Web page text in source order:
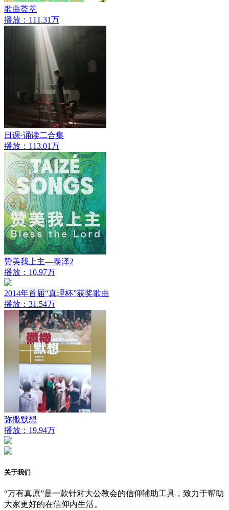
歌曲荟萃
播放：111.31万
日课·诵读二合集
播放：113.01万
赞美我上主—泰泽2
播放：10.97万
2014年首届“真理杯”获奖歌曲
播放：31.54万
弥撒默想
播放：19.94万
关于我们
“万有真原”是一款针对大公教会的信仰辅助工具，致力于帮助
大家更好的在信仰内生活。